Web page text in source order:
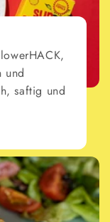
und
saftig und